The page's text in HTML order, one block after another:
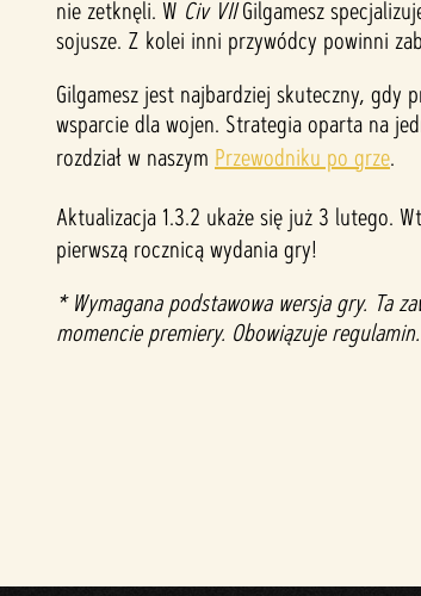
e
p
t
&
P
l
przy
nie zetknęli. W Civ VIIGilgamesz
sojusze. Z kolei inni przywódcy powinni
Gilgamesz jest najbardziej skuteczny, gdy
wsparcie dla wojen. Strategia oparta na
rozdział w naszym Przewodniku po grze.
Aktualizacja 1.3.2 ukaże się już 3 lutego.
pierwszą rocznicą wydania gry!
* Wymagana podstawowa wersja gry. Ta
momencie premiery. Obowiązuje regulamin.